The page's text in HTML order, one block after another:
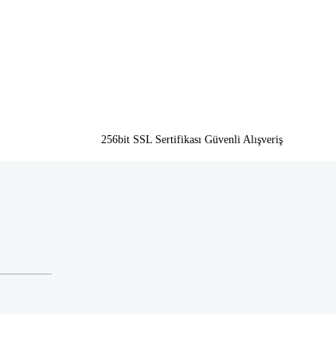
256bit SSL Sertifikası Güvenli Alışveriş